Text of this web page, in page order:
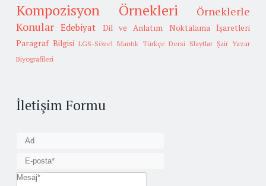
Kompozisyon Örnekleri
Örneklerle
Konular Edebiyat Dil ve Anlatım
Noktalama İşaretleri
Paragraf Bilgisi LGS-Sözel Mantık Türkçe Dersi Slaytlar Şair Yazar
Biyografileri
İletişim Formu